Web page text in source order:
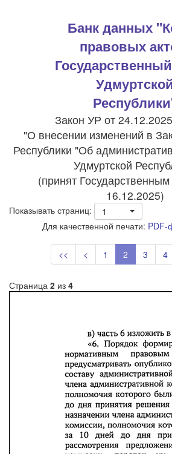
Банк данных
правовых
Удмуртской
Закон УР от
"О внесении изменений в
Республики "Об
Удмуртской
(принят
16.12.2025)
Показывать страниц:
1
Для качественной печати: PDF-
<< < 1 2 3 4
Страница 2 из 4